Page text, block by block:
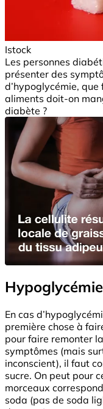
Istock
Les personnes
présenter des
d’hypoglycémie,
aliments doit-on
diabète ?
En cas
première chose à
pour faire remonter
symptômes (mais
inconscient), il faut
sucre. On peut pour
morceaux
soda (pas de soda